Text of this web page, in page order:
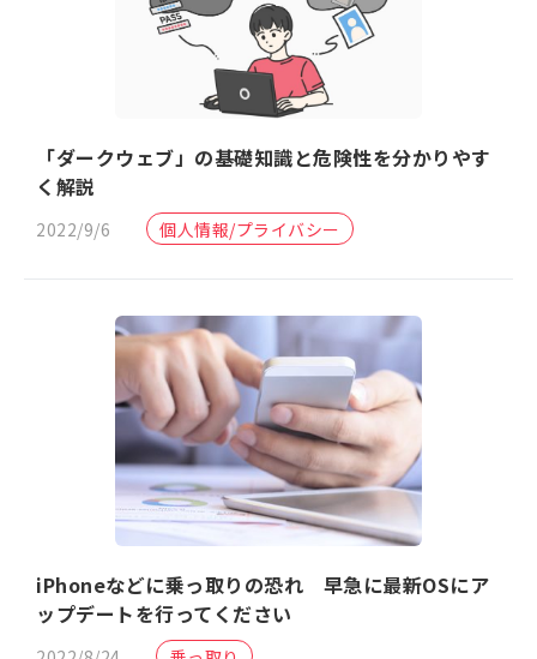
「ダークウェブ」の基礎知識と危険性を分かりやす
く解説
2022/9/6 個人情報/プライバシー
iPhoneなどに乗っ取りの恐れ 早急に最新OSにア
ップデートを行ってください